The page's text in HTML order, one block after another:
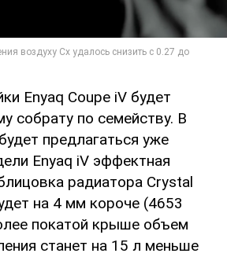
Enyaq Coupе iV будет
собрату по семейству. В
предлагаться уже
Enyaq iV эффектная
радиатора Crystal
на 4 мм короче (4653
покатой крыше объем
станет на 15 л меньше